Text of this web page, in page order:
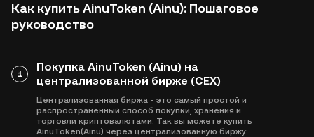
Как купить AinuToken (Ainu): Пошаговое
руководство
1
Покупка AinuToken (Ainu) на
централизованной бирже (CEX)
Централизованная биржа - это самый простой и
распространенный способ покупки, хранения и
торговли криптовалютами. Так вы можете купить
AinuToken(Ainu) через централизованную биржу: